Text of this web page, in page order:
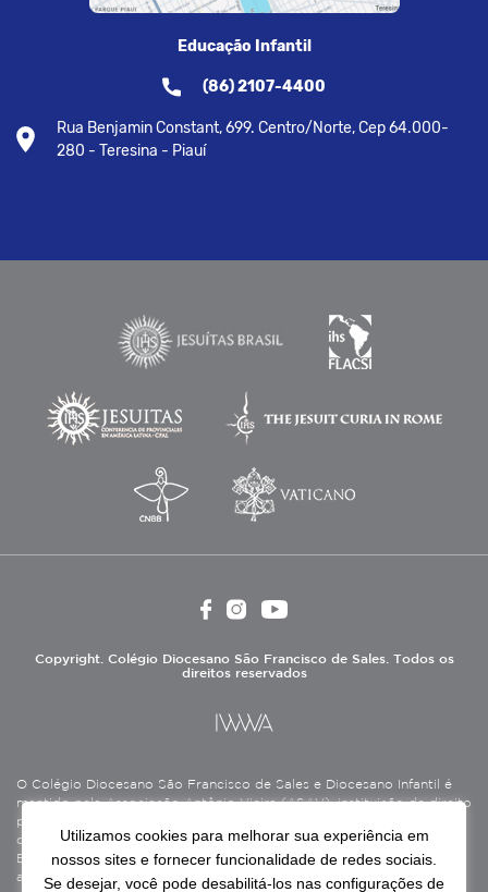
Educação Infantil
(86) 2107-4400
Rua Benjamin Constant, 699. Centro/Norte, Cep 64.000-
280 - Teresina - Piauí
Copyright. Colégio Diocesano São Francisco de Sales. Todos os
direitos reservados
O Colégio Diocesano São Francisco de Sales e Diocesano Infantil é
mantido pela Associação Antônio Vieira (ASAV), instituição de direito
privado sem fins lucrativos, filantrópica, de natureza educativa,
cultural, assistencial e beneficente, certificada como Entidade
Beneficente de Assistência Social (CEBAS), nas áreas de educação e
assistência social.
Utilizamos cookies para melhorar sua experiência em
nossos sites e fornecer funcionalidade de redes sociais.
Se desejar, você pode desabilitá-los nas configurações de